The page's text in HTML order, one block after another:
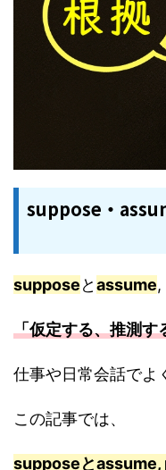
suppose・
supposeとassume,
「仮定する、推測す
仕事や日常会話でよ
この記事では、
supposeとassume,